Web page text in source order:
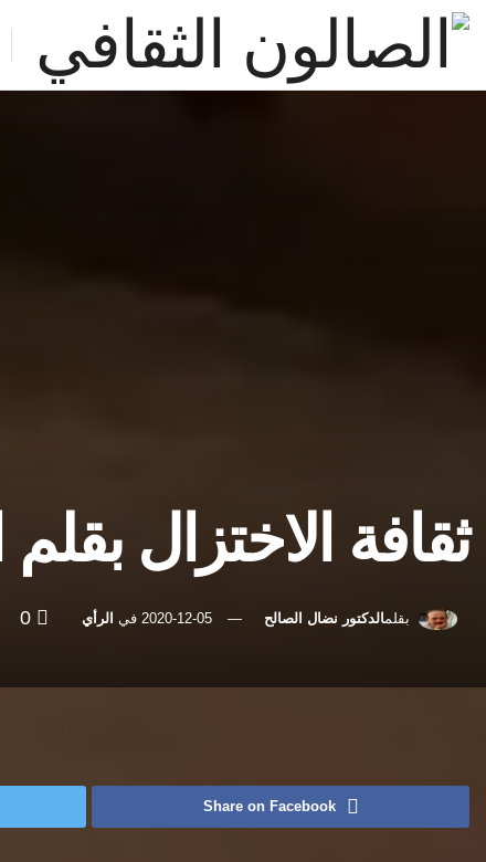
ثقافة الاختزال
بقلمالدكتور نضال الصالح 2020-12-05 في الرأي 0
Share on Facebook